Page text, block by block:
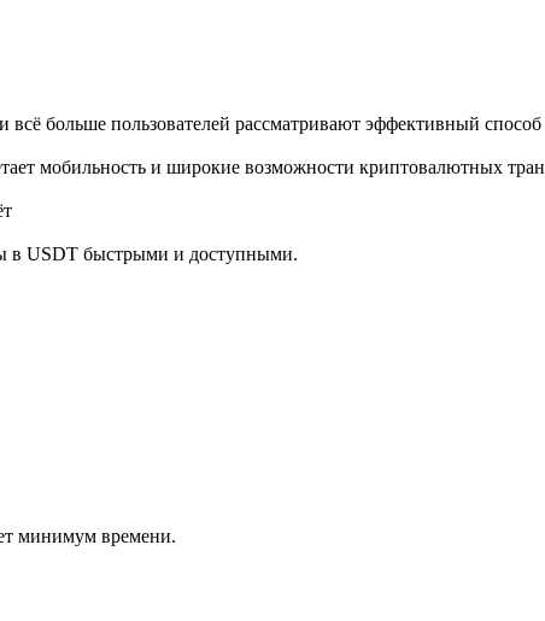
больше пользователей рассматривают эффективный
мобильность и широкие возможности криптовалютных
в USDT быстрыми и доступными.
минимум времени.